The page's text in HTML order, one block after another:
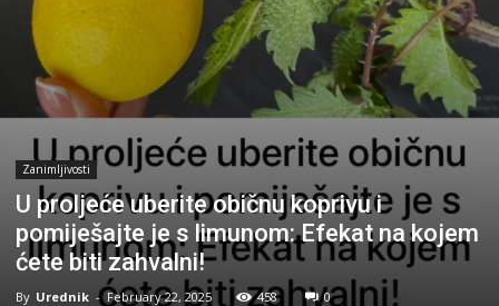
Zanimljivosti
U proljeće uberite običnu koprivu i
pomiješajte je s limunom: Efekat na kojem
ćete biti zahvalni!
By Urednik - February 22, 2025 458 0